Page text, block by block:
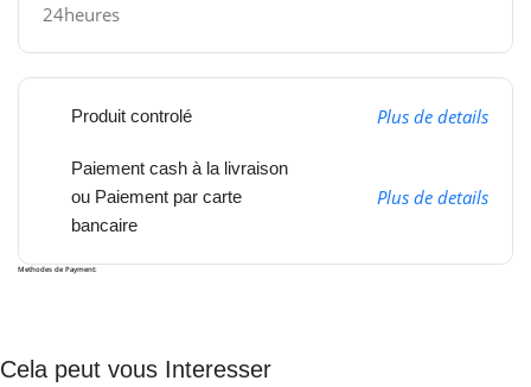
24heures
Produit controlé Plus de details
Paiement cash à la livraison
ou Paiement par carte
bancaire
Plus de details
Methodes de Payment:
Cela peut vous Interesser